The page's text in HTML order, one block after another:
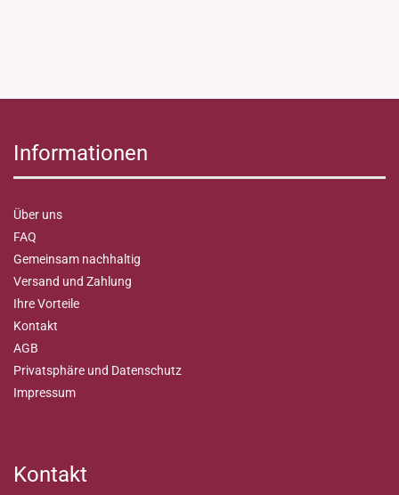
Informationen
Über uns
FAQ
Gemeinsam nachhaltig
Versand und Zahlung
Ihre Vorteile
Kontakt
AGB
Privatsphäre und Datenschutz
Impressum
Kontakt